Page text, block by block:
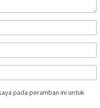
pada peramban ini untuk